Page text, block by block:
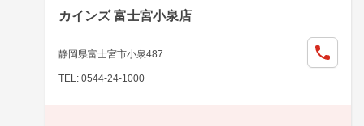
カインズ 富士宮小泉店
静岡県富士宮市小泉487
TEL: 0544-24-1000